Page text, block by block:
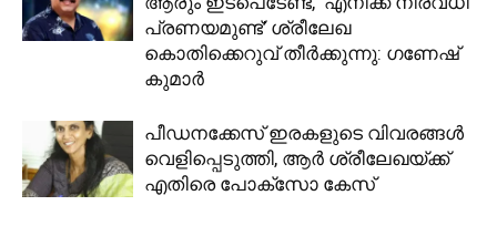
പ്രണയമുണ്ട്’ ശ്രീലേഖ
കൊതിക്കെറുവ് തീർക്കുന്നു: ഗണേഷ്
കുമാർ
പീഡനക്കേസ് ഇരകളുടെ വിവരങ്ങള്‍
വെളിപ്പെടുത്തി, ആര്‍ ശ്രീലേഖയ്ക്ക്
എതിരെ പോക്‌സോ കേസ്